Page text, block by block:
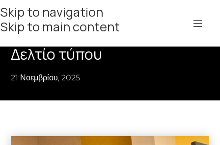
Skip to navigation
Skip to main content
Δελτίο τύπου
21 Νοεμβρίου, 2025